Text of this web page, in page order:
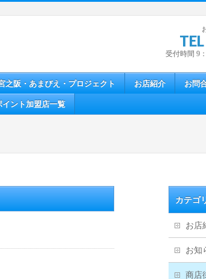
受付時間 9
之阪・あまびえ・プロジェクト お店紹介 お問
ント加盟店一覧
カテゴ
お店
お知
商店